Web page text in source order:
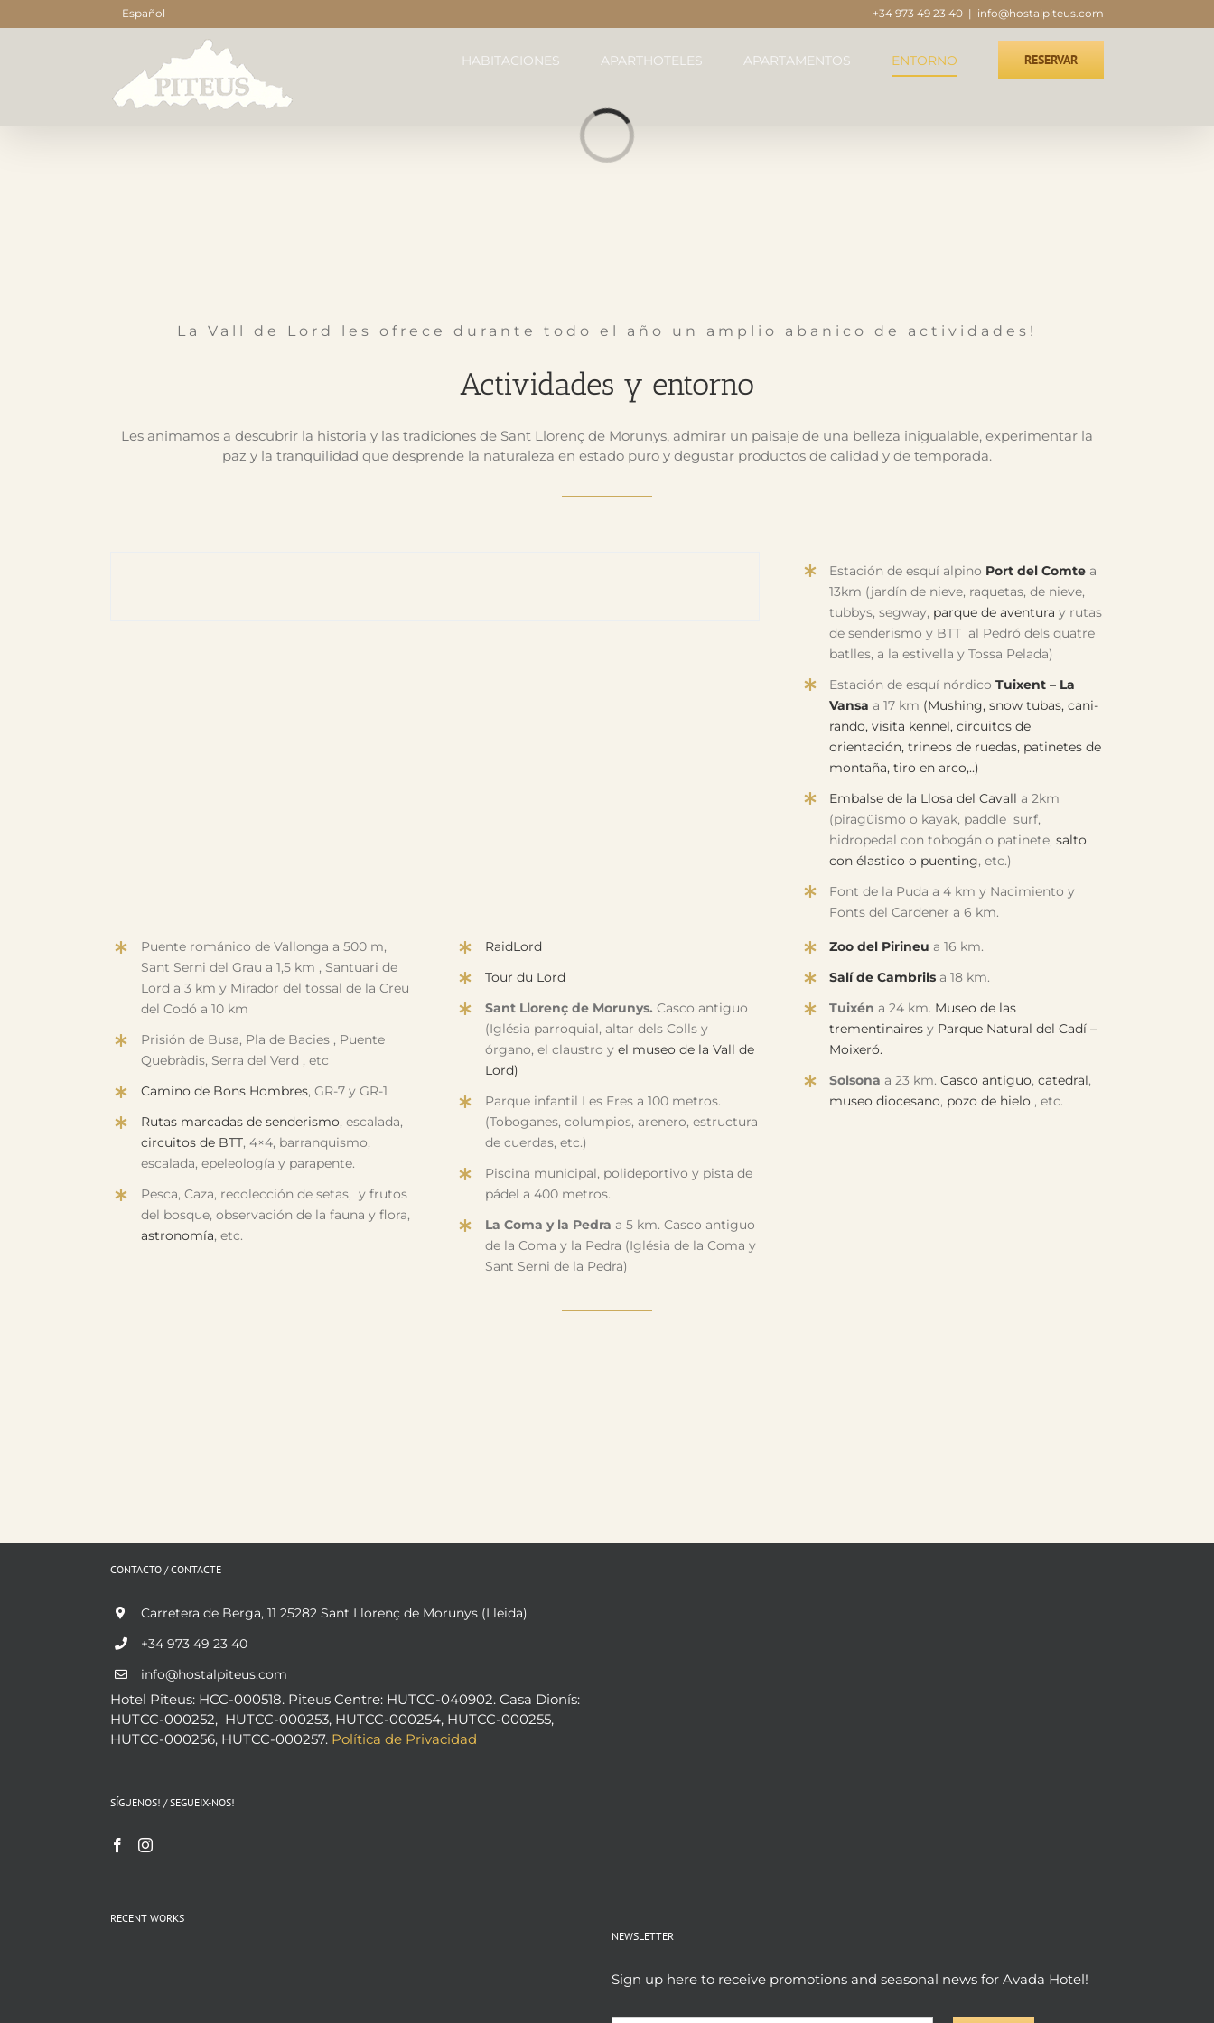
al
Español +34 973 49 23 40 | info@hostalpiteus.com
HABITACIONES APARTHOTELES APARTAMENTOS ENTORNO RESERVAR
Cargando...
La Vall de Lord les ofrece durante todo el año un amplio abanico de actividades!
Actividades y entorno
Les animamos a descubrir la historia y las tradiciones de Sant Llorenç de Morunys, admirar un paisaje de una belleza inigualable, experimentar la
paz y la tranquilidad que desprende la naturaleza en estado puro y degustar productos de calidad y de temporada.
Estación de esquí alpino Port del Comte a
13km (jardín de nieve, raquetas, de nieve,
tubbys, segway, parque de aventura y rutas
de senderismo y BTT al Pedró dels quatre
batlles, a la estivella y Tossa Pelada)
Estación de esquí nórdicoTuixent – La
Vansa a 17 km (Mushing, snow tubas, cani-
rando, visita kennel, circuitos de
orientación, trineos de ruedas, patinetes de
montaña, tiro en arco,..)
Embalse de la Llosa del Cavall a 2km
(piragüismo o kayak, paddle surf,
hidropedal con tobogán o patinete,salto
con élastico o puenting, etc.)
Font de la Puda a 4 km y Nacimiento y
Fonts del Cardener a 6 km.
Puente románico de Vallonga a 500 m,
Sant Serni del Grau a 1,5 km , Santuari de
Lord a 3 km y Mirador del tossal de la Creu
del Codó a 10 km
Prisión de Busa, Pla de Bacies , Puente
Quebràdis, Serra del Verd , etc
Camino de Bons Hombres, GR-7 y GR-1
Rutas marcadas de senderismo, escalada,
circuitos de BTT, 4×4, barranquismo,
escalada, epeleología y parapente.
Pesca, Caza, recolección de setas, y frutos
del bosque, observación de la fauna y flora,
astronomía, etc.
RaidLord
Tour du Lord
Sant Llorenç de Morunys. Casco antiguo
(Iglésia parroquial, altar dels Colls y
órgano, el claustro y el museo de la Vall de
Lord)
Parque infantil Les Eres a 100 metros.
(Toboganes, columpios, arenero, estructura
de cuerdas, etc.)
Piscina municipal, polideportivo y pista de
pádel a 400 metros.
La Coma y la Pedra a 5 km. Casco antiguo
de la Coma y la Pedra (Iglésia de la Coma y
Sant Serni de la Pedra)
Zoo del Pirineu a 16 km.
Salí de Cambrils a 18 km.
Tuixén a 24 km. Museo de las
trementinaires y Parque Natural del Cadí –
Moixeró.
Solsona a 23 km.Casco antiguo,catedral,
museo diocesano, pozo de hielo , etc.
CONTACTO / CONTACTE
Carretera de Berga, 11 25282 Sant Llorenç de Morunys (Lleida)
+34 973 49 23 40
info@hostalpiteus.com
Hotel Piteus: HCC-000518. Piteus Centre: HUTCC-040902. Casa Dionís:
HUTCC-000252, HUTCC-000253, HUTCC-000254, HUTCC-000255,
HUTCC-000256, HUTCC-000257. Política de Privacidad
SÍGUENOS! / SEGUEIX-NOS!
RECENT WORKS
NEWSLETTER
Sign up here to receive promotions and seasonal news for Avada Hotel!